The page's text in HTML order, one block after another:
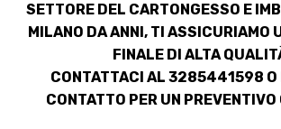
SETTORE DEL CARTONGESSO E
MILANO DA ANNI, TI ASSICURIAMO
FINALE DI ALTA
CONTATTACI AL 3285441598 O
CONTATTO PER UN